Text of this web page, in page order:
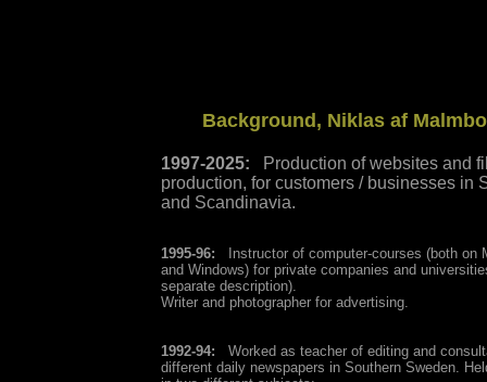
Background, Niklas af
1997-2025: Production of websites and
production, for customers / businesses in
and Scandinavia.
1995-96: Instructor of computer-courses (both on
and Windows) for private companies and
separate description).
Writer and photographer for advertising.
1992-94: Worked as teacher of editing and
different daily newspapers in Southern Sweden.